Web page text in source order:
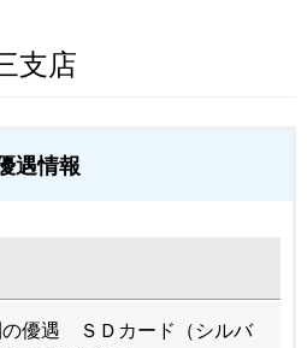
支店
遇情報
優遇 ＳＤカード（シルバ